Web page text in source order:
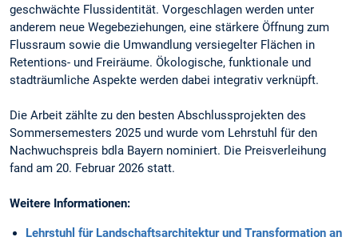
geschwächte Flussidentität. Vorgeschlagen werden unter
anderem neue Wegebeziehungen, eine stärkere Öffnung zum
Flussraum sowie die Umwandlung versiegelter Flächen in
Retentions- und Freiräume. Ökologische, funktionale und
stadträumliche Aspekte werden dabei integrativ verknüpft.
Die Arbeit zählte zu den besten Abschlussprojekten des
Sommersemesters 2025 und wurde vom Lehrstuhl für den
Nachwuchspreis bdla Bayern nominiert. Die Preisverleihung
fand am 20. Februar 2026 statt.
Weitere Informationen:
Lehrstuhl für Landschaftsarchitektur und Transformation an